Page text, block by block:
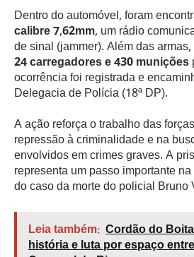
Dentro do automóvel, foram
calibre 7,62mm, um rádio
de sinal (jammer). Além das
24 carregadores e 430 munições
ocorrência foi registrada e
Delegacia de Polícia (18ª DP).
A ação reforça o trabalho das
repressão à criminalidade e na
envolvidos em crimes graves. A
representa um passo importante
do caso da morte do policial Bruno
Leia também: Cordão do
história e luta por espaço